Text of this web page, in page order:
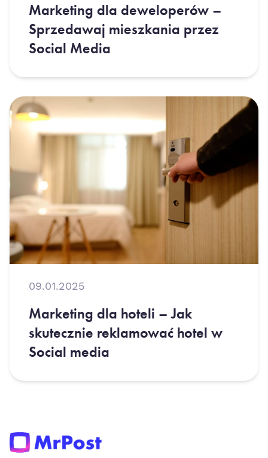
Marketing dla deweloperów –
Sprzedawaj mieszkania przez
Social Media
09.01.2025
Marketing dla hoteli – Jak
skutecznie reklamować hotel w
Social media